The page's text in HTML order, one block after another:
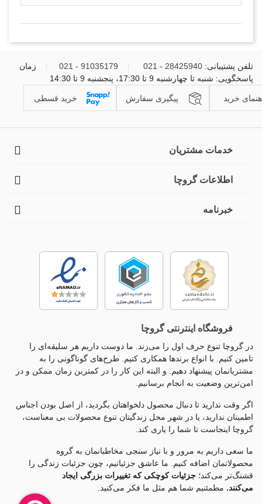
تلفن پشتیبانی: 28425940 - 021
91035179 - 021
زمان
پاسخگویی: شنبه تا چهارشنبه 9 تا 17:30، پنجشنبه 9 تا 14:30
خرید پیگیری سفارش خرید قسطی
خدمات مشتریان
اطلاعات گروچا
خبرنامه
فروشگاه اینترنتی گروچا
در گروچا تنوع حرف اول را می‌زند. ما دوست داریم هر سلیقه‌ای را
تامین کنیم. با انواع برندها همکاری کنیم. طرح‌های گوناگونی را به
مشتریانمان پیشنهاد دهیم. و البته این کار را در کمترین زمان ممکن و در
امن‌ترین وضعیت به انجام برسانیم.
اگر وقت ندارید تا دنبال محصول دلخواهتان بگردید، از اصل بودن اجناس
اطمینان ندارید، یا در شهر محل زندگیتان تنوع محصولات بی معناست،
گروچا اینجاست تا شما را یاری کند.
ما سعی داریم به مرور و با نیاز سنجی مخاطبانمان به گروه
محصولاتمان اضافه کنیم. ما عاشق جزئياتیم، چون جزئيات زندگی را
قشنگ‌تر می‌کند؛ جزئیات کوچکی که تغییرات بزرگی ایجاد
می‌کنند. مطمئنیم شما هم مثل ما فکر می‌کنید.